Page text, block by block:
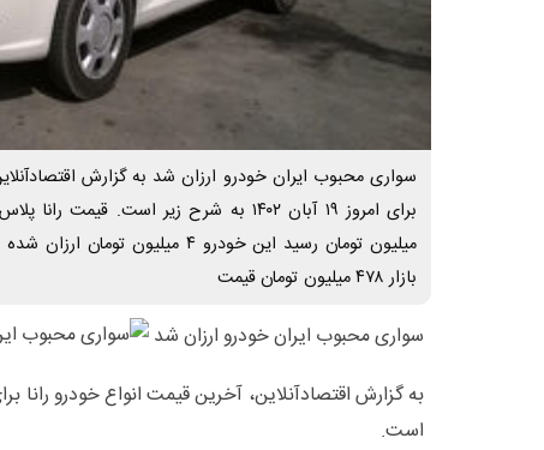
سواری محبوب ایران خودرو ارزان شد به گزارش
بازار ۴۷۸ میلیون تومان قیمت
سواری محبوب ایران خودرو ارزان شد
است.